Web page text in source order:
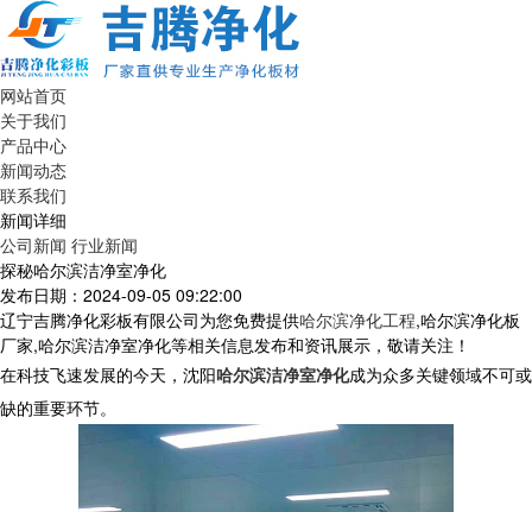
网站首页
关于我们
产品中心
新闻动态
联系我们
新闻详细
公司新闻 行业新闻
探秘哈尔滨洁净室净化
发布日期：2024-09-05 09:22:00
辽宁吉腾净化彩板有限公司为您免费提供哈尔滨净化工程,哈尔滨净化板
厂家,哈尔滨洁净室净化等相关信息发布和资讯展示，敬请关注！
在科技飞速发展的今天，沈阳哈尔滨洁净室净化成为众多关键领域不可或
缺的重要环节。